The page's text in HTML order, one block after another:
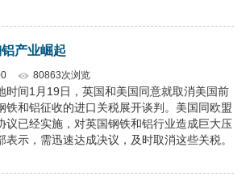
产业崛起
80863次浏览
时间1月19日，英国和美国同意就取消美国前
铁和铝征收的进口关税展开谈判。美国同欧盟
议已经实施，对英国钢铁和铝行业造成巨大压
表示，需迅速达成决议，及时取消这些关税。